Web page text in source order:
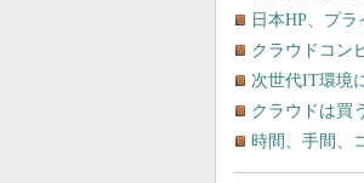
日本HP、プ
クラウドコン
次世代IT環境
クラウドは買
時間、手間、